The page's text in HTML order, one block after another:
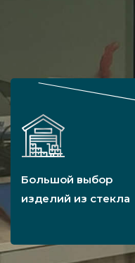
Большой выбор
изделий из стекла